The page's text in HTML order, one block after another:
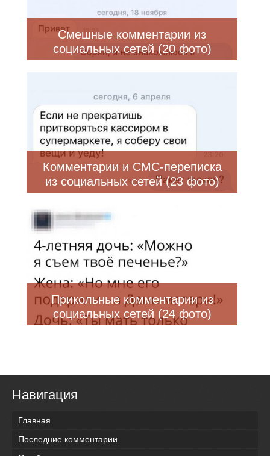
Смешные комментарии из
социальных сетей (20 фото)
Комментарии и СМС-переписка
из социальных сетей (23 фото)
Прикольные комментарии из
социальных сетей (24 фото)
Навигация
Главная
Последние комментарии